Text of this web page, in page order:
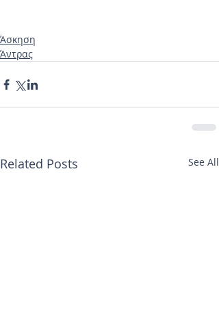
Άσκηση
Άντρας
Related Posts See All